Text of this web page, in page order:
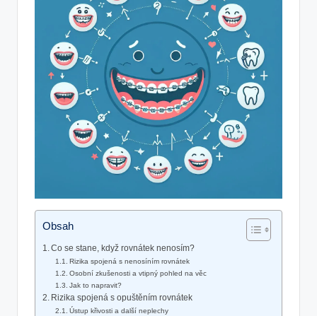
Obsah
Co se stane, když rovnátek nenosím?
Rizika spojená s nenosíním rovnátek
Osobní zkušenosti a vtipný pohled na věc
Jak to napravit?
Rizika spojená s opuštěním rovnátek
Ústup křivosti a další neplechy